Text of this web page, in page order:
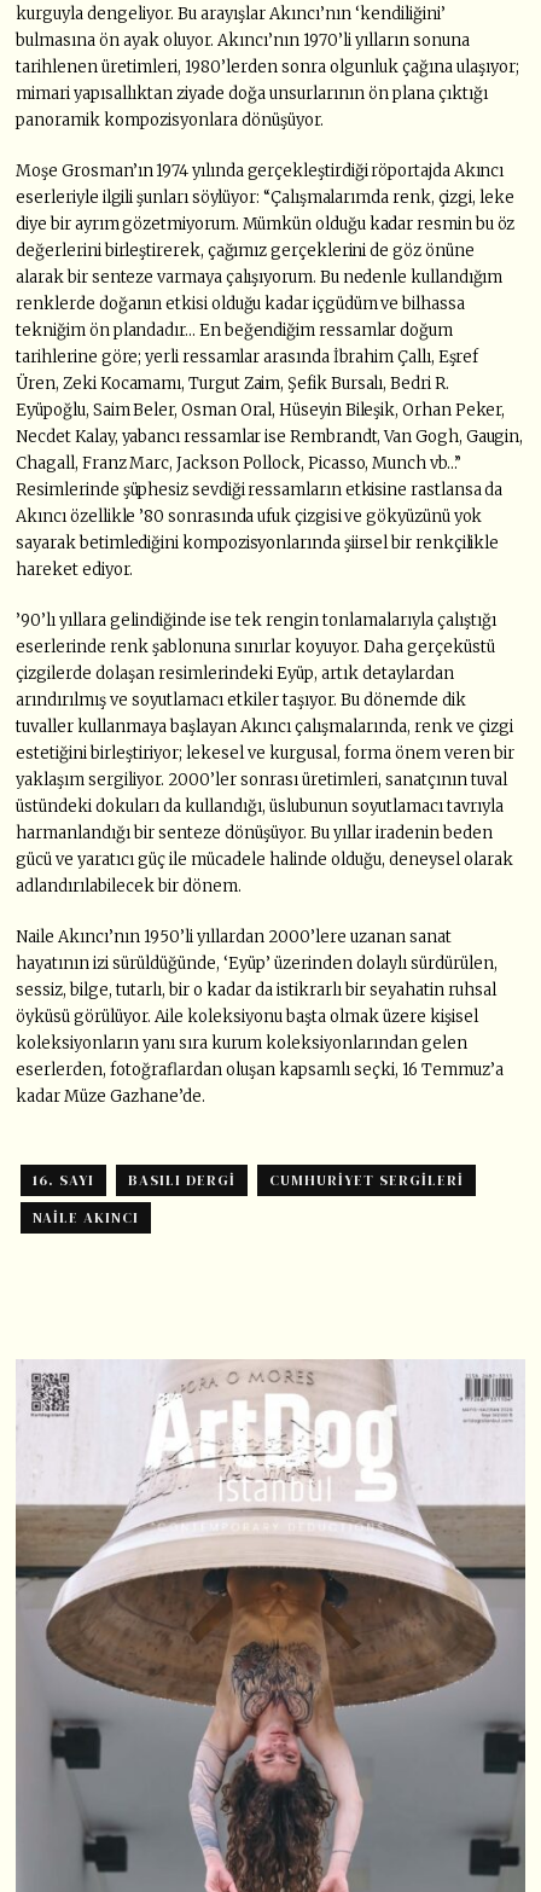
kurguyla dengeliyor. Bu arayışlar Akıncı’nın ‘kendiliğini’
bulmasına ön ayak oluyor. Akıncı’nın 1970’li yılların sonuna
tarihlenen üretimleri, 1980’lerden sonra olgunluk çağına ulaşıyor;
mimari yapısallıktan ziyade doğa unsurlarının ön plana çıktığı
panoramik kompozisyonlara dönüşüyor.
Moşe Grosman’ın 1974 yılında gerçekleştirdiği röportajda Akıncı
eserleriyle ilgili şunları söylüyor: “Çalışmalarımda renk, çizgi, leke
diye bir ayrım gözetmiyorum. Mümkün olduğu kadar resmin bu öz
değerlerini birleştirerek, çağımız gerçeklerini de göz önüne
alarak bir senteze varmaya çalışıyorum. Bu nedenle kullandığım
renklerde doğanın etkisi olduğu kadar içgüdüm ve bilhassa
tekniğim ön plandadır… En beğendiğim ressamlar doğum
tarihlerine göre; yerli ressamlar arasında İbrahim Çallı, Eşref
Üren, Zeki Kocamamı, Turgut Zaim, Şefik Bursalı, Bedri R.
Eyüpoğlu, Saim Beler, Osman Oral, Hüseyin Bileşik, Orhan Peker,
Necdet Kalay, yabancı ressamlar ise Rembrandt, Van Gogh, Gaugin,
Chagall, Franz Marc, Jackson Pollock, Picasso, Munch vb…”
Resimlerinde şüphesiz sevdiği ressamların etkisine rastlansa da
Akıncı özellikle ’80 sonrasında ufuk çizgisi ve gökyüzünü yok
sayarak betimlediğini kompozisyonlarında şiirsel bir renkçilikle
hareket ediyor.
’90’lı yıllara gelindiğinde ise tek rengin tonlamalarıyla çalıştığı
eserlerinde renk şablonuna sınırlar koyuyor. Daha gerçeküstü
çizgilerde dolaşan resimlerindeki Eyüp, artık detaylardan
arındırılmış ve soyutlamacı etkiler taşıyor. Bu dönemde dik
tuvaller kullanmaya başlayan Akıncı çalışmalarında, renk ve çizgi
estetiğini birleştiriyor; lekesel ve kurgusal, forma önem veren bir
yaklaşım sergiliyor. 2000’ler sonrası üretimleri, sanatçının tuval
üstündeki dokuları da kullandığı, üslubunun soyutlamacı tavrıyla
harmanlandığı bir senteze dönüşüyor. Bu yıllar iradenin beden
gücü ve yaratıcı güç ile mücadele halinde olduğu, deneysel olarak
adlandırılabilecek bir dönem.
Naile Akıncı’nın 1950’li yıllardan 2000’lere uzanan sanat
hayatının izi sürüldüğünde, ‘Eyüp’ üzerinden dolaylı sürdürülen,
sessiz, bilge, tutarlı, bir o kadar da istikrarlı bir seyahatin ruhsal
öyküsü görülüyor. Aile koleksiyonu başta olmak üzere kişisel
koleksiyonların yanı sıra kurum koleksiyonlarından gelen
eserlerden, fotoğraflardan oluşan kapsamlı seçki, 16 Temmuz’a
kadar Müze Gazhane’de.
16. SAYI BASILI DERGI
CUMHURIYET SERGILERI
NAILE AKINCI